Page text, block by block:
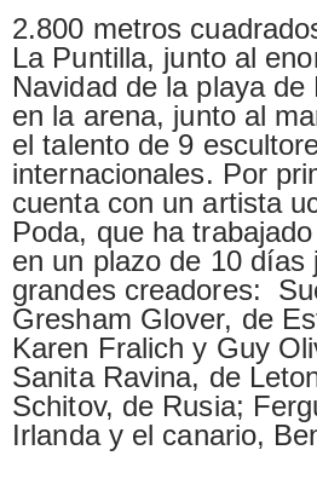
2.800 metros
La Puntilla, junto al
Navidad de la playa de
en la arena, junto al
el talento de 9
internacionales. Por
cuenta con un artista
Poda, que ha
en un plazo de 10 días
grandes creadores:
Gresham Glover, de
Karen Fralich y Guy
Sanita Ravina, de
Schitov, de Rusia;
Irlanda y el canario,